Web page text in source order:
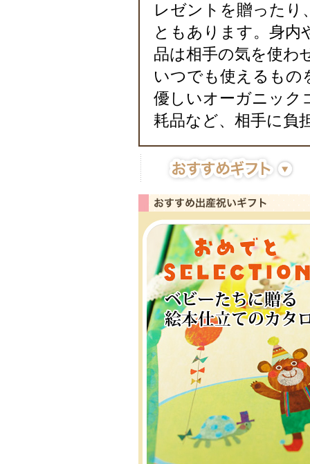
レゼントを贈った
ともあります。身内
品は相手の気を使わ
いつでも使えるもの
優しいオーガニック
耗品など、相手に負